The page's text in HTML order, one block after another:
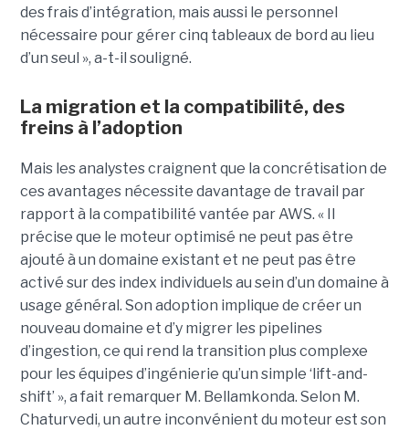
des frais d’intégration, mais aussi le personnel
nécessaire pour gérer cinq tableaux de bord au lieu
d’un seul », a-t-il souligné.
La migration et la compatibilité, des
freins à l’adoption
Mais les analystes craignent que la concrétisation de
ces avantages nécessite davantage de travail par
rapport à la compatibilité vantée par AWS. « Il
précise que le moteur optimisé ne peut pas être
ajouté à un domaine existant et ne peut pas être
activé sur des index individuels au sein d’un domaine à
usage général. Son adoption implique de créer un
nouveau domaine et d’y migrer les pipelines
d’ingestion, ce qui rend la transition plus complexe
pour les équipes d’ingénierie qu’un simple ‘lift-and-
shift’ », a fait remarquer M. Bellamkonda. Selon M.
Chaturvedi, un autre inconvénient du moteur est son